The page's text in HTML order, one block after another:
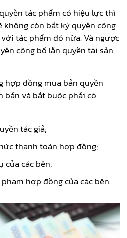
tác phẩm có hiệu lực thì
không còn bất kỳ quyền công
tác phẩm đó nữa. Và ngược
công bố lẫn quyền tài sản
hợp đồng mua bản quyền
bản và bắt buộc phải có
tác giả;
thanh toán hợp đồng;
của các bên;
hợp đồng của các bên.